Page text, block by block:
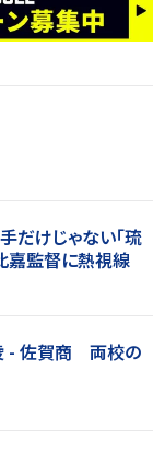
だけじゃない「琉
嘉監督に熱視線
- 佐賀商 両校の